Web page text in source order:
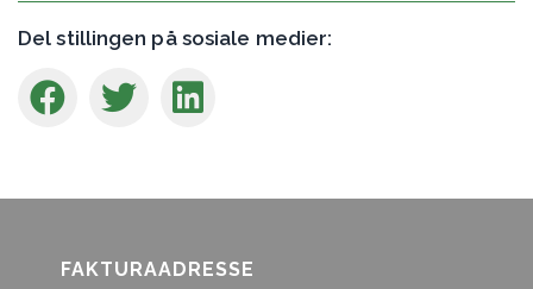
Del stillingen på sosiale medier:
FAKTURAADRESSE